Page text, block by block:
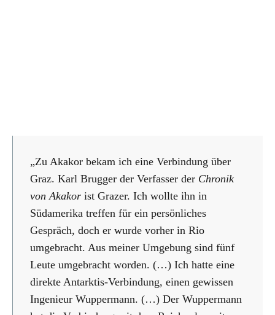
„Zu Akakor bekam ich eine Verbindung über
Graz. Karl Brugger der Verfasser der Chronik
von Akakor ist Grazer. Ich wollte ihn in
Südamerika treffen für ein persönliches
Gespräch, doch er wurde vorher in Rio
umgebracht. Aus meiner Umgebung sind fünf
Leute umgebracht worden. (…) Ich hatte eine
direkte Antarktis-Verbindung, einen gewissen
Ingenieur Wuppermann. (…) Der Wuppermann